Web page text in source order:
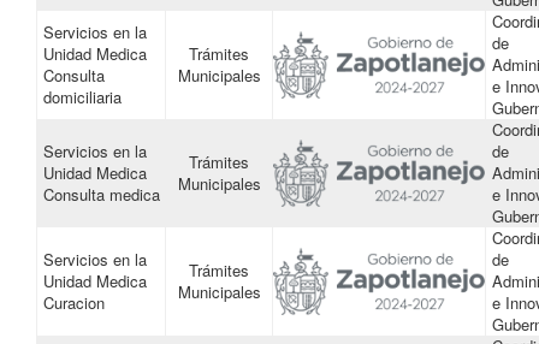
Servicios en la
Unidad Medica
Consulta
domiciliaria
Trámites
Municipales
de
e
Servicios en la
Unidad Medica
Consulta medica
Trámites
Municipales
de
e
Servicios en la
Unidad Medica
Curacion
Trámites
Municipales
de
e